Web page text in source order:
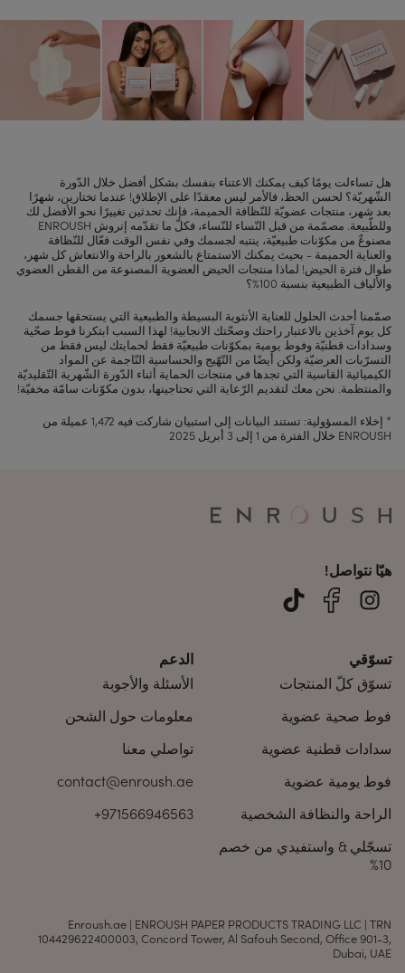
هل تساءلت يومًا كيف يمكنك الاعتناء بنفسك بشكل أفضل خلال الدّورة
الشّهريّة؟ لحسن الحظ، فالأمر ليس معقدًا على الإطلاق! عندما تختارين، شهرًا
بعد شهر، منتجات عضويّة للنّظافة الحميمة، فإنك تحدثين تغييرًا نحو الأفضل لك
وللطّبيعة. مصمّمة من قبل النّساء للنّساء، فكلّ ما تقدّمه إنروش ENROUSH
مصنوعٌ من مكوّنات طبيعيّة، ينتبه لجسمك وفي نفس الوقت فعّال للنّظافة
والعناية الحميمة - بحيث يمكنك الاستمتاع بالشعور بالراحة والانتعاش كل شهر،
طوال فترة الحيض! لماذا منتجات الحيض العضوية المصنوعة من القطن العضوي
والألياف الطبيعية بنسبة 100%؟
صمّمنا أحدث الحلول للعناية الأنثوية البسيطة والطبيعية التي يستحقها جسمك
كل يوم آخذين بالاعتبار راحتك وصحّتك الانجابية! لهذا السبب ابتكرنا فوط صحّية
وسدادات قطنيّة وفوط يومية بمكوّنات طبيعيّة فقط لحمايتك ليس فقط من
التسرّبات العرضيّة ولكن أيضًا من التّهّيج والحساسية النّاجمة عن المواد
الكيميائية القاسية التي تجدها في منتجات الحماية أثناء الدّورة الشّهرية التّقليديّة
والمنتظمة. نحن معك لتقديم الرّعاية التي تحتاجينها، بدون مكوّنات سامّة مخفيّة!
* إخلاء المسؤولية: تستند البيانات إلى استبيان شاركت فيه 1,472 عميلة من
ENROUSH خلال الفترة من 1 إلى 3 أبريل 2025
هيّا نتواصل!
تسوّقي
تسوّق كلّ المنتجات
فوط صحية عضوية
سدادات قطنية عضوية
فوط يومية عضوية
الراحة والنظافة الشخصية
تسجّلي & واستفيدي من خصم
10%
الدعم
الأسئلة والأجوبة
معلومات حول الشحن
تواصلي معنا
contact@enroush.ae
+971566946563
Enroush.ae | ENROUSH PAPER PRODUCTS TRADING LLC | TRN
104429622400003, Concord Tower, Al Safouh Second, Office 901-3,
Dubai, UAE